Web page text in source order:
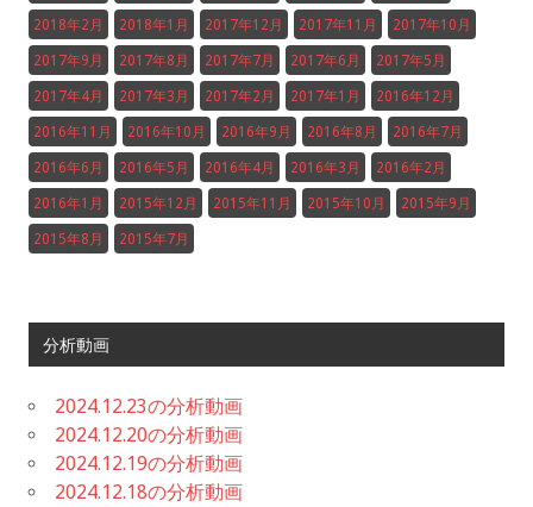
2018年2月 2018年1月 2017年12月 2017年11月 2017年10月
2017年9月 2017年8月 2017年7月 2017年6月 2017年5月
2017年4月 2017年3月 2017年2月 2017年1月 2016年12月
2016年11月 2016年10月 2016年9月 2016年8月 2016年7月
2016年6月 2016年5月 2016年4月 2016年3月 2016年2月
2016年1月 2015年12月 2015年11月 2015年10月 2015年9月
2015年8月 2015年7月
分析動画
2024.12.23の分析動画
2024.12.20の分析動画
2024.12.19の分析動画
2024.12.18の分析動画